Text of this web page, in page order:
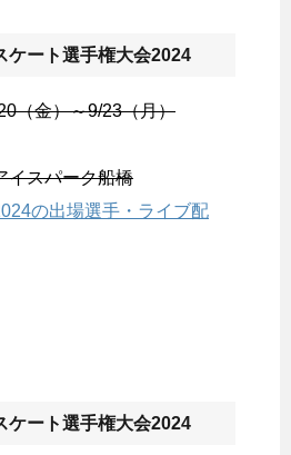
ケート選手権大会2024
（金）～9/23（月）
イスパーク船橋
の出場選手・ライブ配
ケート選手権大会2024